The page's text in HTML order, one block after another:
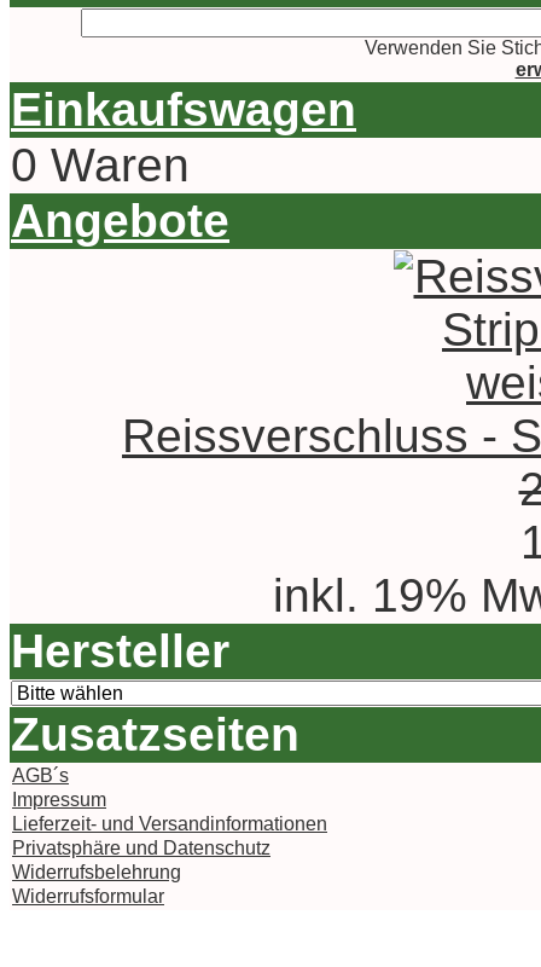
Verwenden Sie
Einkaufswagen
0 Waren
Angebote
Reissverschluss -
inkl. 19%
Hersteller
Zusatzseiten
AGB´s
Impressum
Lieferzeit- und Versandinformationen
Privatsphäre und Datenschutz
Widerrufsbelehrung
Widerrufsformular